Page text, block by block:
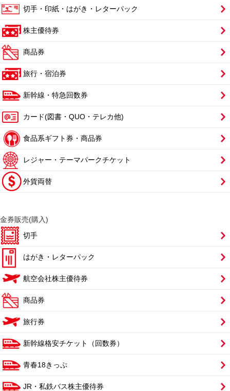
切手・印紙・はがき・レターパック
株主優待券
商品券
旅行・宿泊券
新幹線・特急回数券
カード(図書・QUO・テレカ他)
食品系ギフト券・商品券
レジャー・テーマパークチケット
外貨両替
金券販売(購入)
切手
はがき・レターパック
航空会社株主優待券
商品券
旅行券
新幹線格安チケット（回数券）
青春18きっぷ
JR・私鉄バス株主優待券